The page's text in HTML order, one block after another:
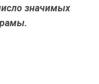
значимых